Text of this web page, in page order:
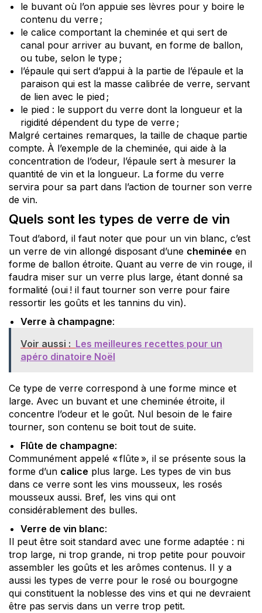
le buvant où l’on appuie ses lèvres pour y boire le
contenu du verre ;
le calice comportant la cheminée et qui sert de
canal pour arriver au buvant, en forme de ballon,
ou tube, selon le type ;
l’épaule qui sert d’appui à la partie de l’épaule et la
paraison qui est la masse calibrée de verre, servant
de lien avec le pied ;
le pied : le support du verre dont la longueur et la
rigidité dépendent du type de verre ;
Malgré certaines remarques, la taille de chaque partie
compte. À l’exemple de la cheminée, qui aide à la
concentration de l’odeur, l’épaule sert à mesurer la
quantité de vin et la longueur. La forme du verre
servira pour sa part dans l’action de tourner son verre
de vin.
Quels sont les types de verre de vin
Tout d’abord, il faut noter que pour un vin blanc, c’est
un verre de vin allongé disposant d’une cheminée en
forme de ballon étroite. Quant au verre de vin rouge, il
faudra miser sur un verre plus large, étant donné sa
formalité (oui ! il faut tourner son verre pour faire
ressortir les goûts et les tannins du vin).
Verre à champagne:
Voir aussi : Les meilleures recettes pour un
apéro dinatoire Noël
Ce type de verre correspond à une forme mince et
large. Avec un buvant et une cheminée étroite, il
concentre l’odeur et le goût. Nul besoin de le faire
tourner, son contenu se boit tout de suite.
Flûte de champagne:
Communément appelé « flûte », il se présente sous la
forme d’un calice plus large. Les types de vin bus
dans ce verre sont les vins mousseux, les rosés
mousseux aussi. Bref, les vins qui ont
considérablement des bulles.
Verre de vin blanc:
Il peut être soit standard avec une forme adaptée : ni
trop large, ni trop grande, ni trop petite pour pouvoir
assembler les goûts et les arômes contenus. II y a
aussi les types de verre pour le rosé ou bourgogne
qui constituent la noblesse des vins et qui ne devraient
être pas servis dans un verre trop petit.